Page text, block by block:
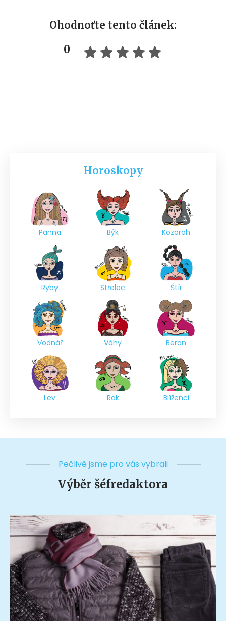
Ohodnoťte tento článek:
0
Horoskopy
Panna Býk Kozoroh
Ryby Střelec Štír
Vodnář Váhy Beran
Lev Rak Blíženci
Pečlivě jsme pro vás vybrali
Výběr šéfredaktora